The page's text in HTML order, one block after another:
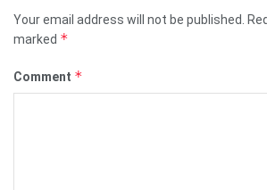
Your email address will not be published.
marked *
Comment *